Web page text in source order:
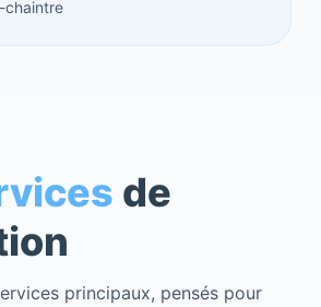
chaintre
de
principaux, pensés pour